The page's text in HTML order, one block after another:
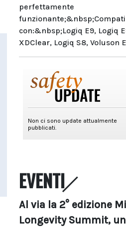
perfettamente
con:&nbsp;Logiq E9, Logiq
XDClear, Logiq S8, Voluson
EVENTI
Al via la 2° edizione
Longevity Summit, un